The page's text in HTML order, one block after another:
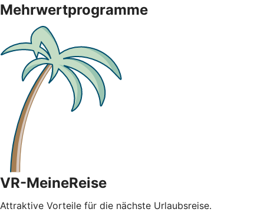
Mehrwertprogramme
VR-MeineReise
Attraktive Vorteile für die nächste Urlaubsreise.